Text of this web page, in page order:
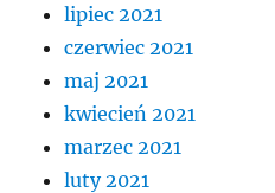
lipiec 2021
czerwiec 2021
maj 2021
kwiecień 2021
marzec 2021
luty 2021